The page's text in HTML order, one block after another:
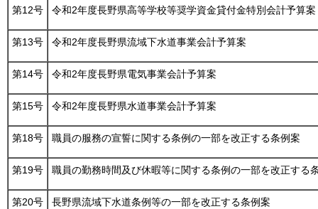
第12号 令和2年度長野県高等学校等奨学資金貸付金特別会計予算案
第13号 令和2年度長野県流域下水道事業会計予算案
第14号 令和2年度長野県電気事業会計予算案
第15号 令和2年度長野県水道事業会計予算案
第18号 職員の服務の宣誓に関する条例の一部を改正する条例案
第19号 職員の勤務時間及び休暇等に関する条例の一部を改正する
第20号 長野県流域下水道条例等の一部を改正する条例案